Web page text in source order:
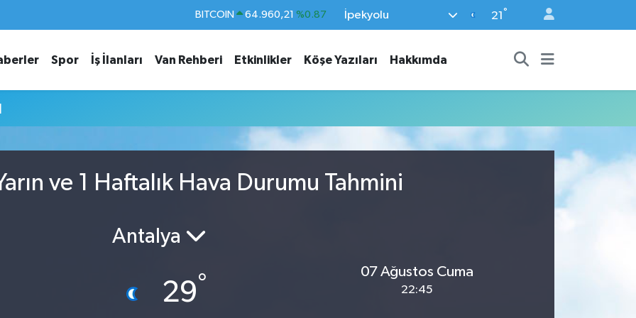
BITCOIN 64.960,21 %0.87
EURO 55,2510 %0.32
STERLİN 64,4811 %0.38
13.773
İpekyolu 21 °
Spor İş İlanları Van Rehberi Etkinlikler Köşe Yazıları Hakkımda
ve 1 Haftalık Hava Durumu Tahmini
Antalya
29°
07 Ağustos Cuma
22:45